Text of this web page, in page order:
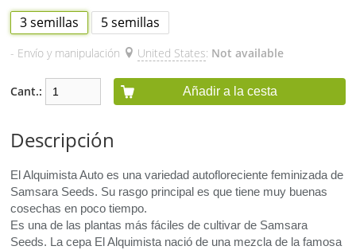
3 semillas 5 semillas
- Envío y manipulación United States: Not available
Cant.: Añadir a la cesta
Descripción
El Alquimista Auto es una variedad autofloreciente feminizada de
Samsara Seeds. Su rasgo principal es que tiene muy buenas
cosechas en poco tiempo.
Es una de las plantas más fáciles de cultivar de Samsara
Seeds. La cepa El Alquimista nació de una mezcla de la famosa